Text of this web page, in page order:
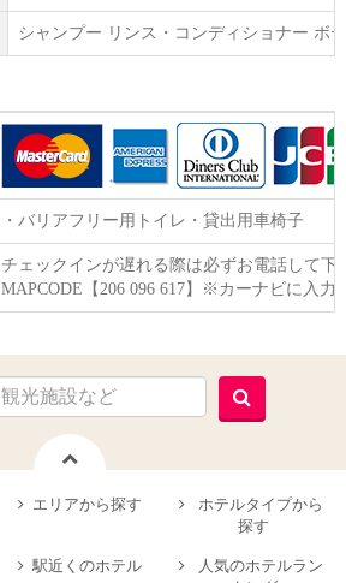
シャンプー リンス・コンディショナー ボ
・バリアフリー用トイレ・貸出用車椅子
チェックインが遅れる際は必ずお電話して下
MAPCODE【206 096 617】※カーナビに入力
エリアから探す
ホテルタイプから
探す
駅近くのホテル
人気のホテルラン